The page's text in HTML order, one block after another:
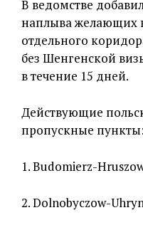
В ведомстве
наплыва желающих
отдельного
без Шенгенской
в течение 15 дней.
Действующие
пропускные пункты:
1. Budomierz-
2. Dolnobyczow-